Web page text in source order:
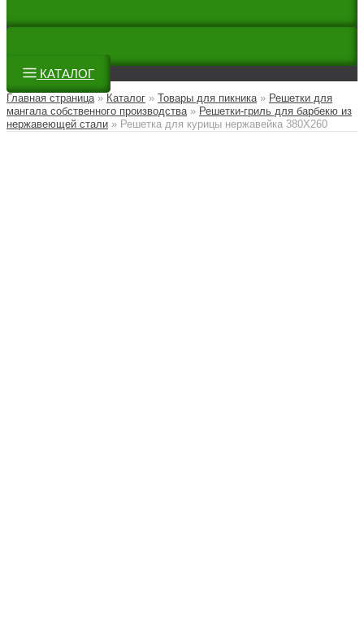
КАТАЛОГ
Главная страница» Каталог » Товары для пикника» Решетки для
мангала собственного производства» Решетки-гриль для барбекю из
нержавеющей стали » Решетка для курицы нержавейка 380Х260